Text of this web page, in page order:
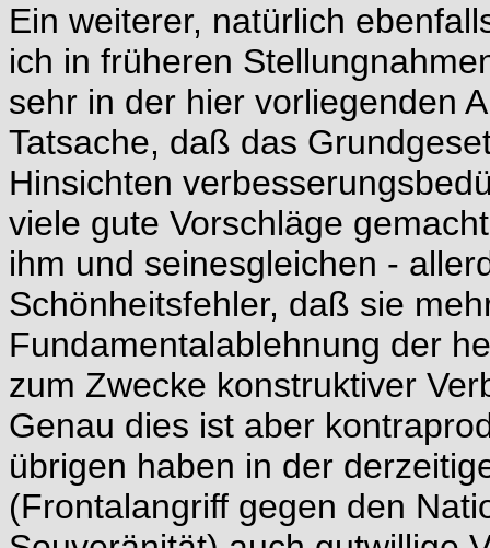
Ein weiterer, natürlich
ich in früheren
sehr in der hier vorliegenden
Tatsache, daß das
Hinsichten
viele gute Vorschläge
ihm und seinesgleichen -
Schönheitsfehler, daß sie
Fundamentalablehnung der
zum Zwecke konstruktiver
Genau dies ist aber
übrigen haben in der
(Frontalangriff gegen den